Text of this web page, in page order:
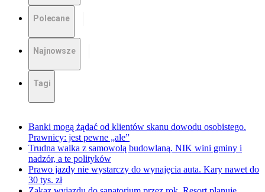
Polecane
Najnowsze
Tagi
Banki mogą żądać od klientów skanu dowodu osobistego.
Prawnicy: jest pewne „ale”
Trudna walka z samowolą budowlaną. NIK wini gminy i
nadzór, a te polityków
Prawo jazdy nie wystarczy do wynajęcia auta. Kary nawet do
30 tys. zł